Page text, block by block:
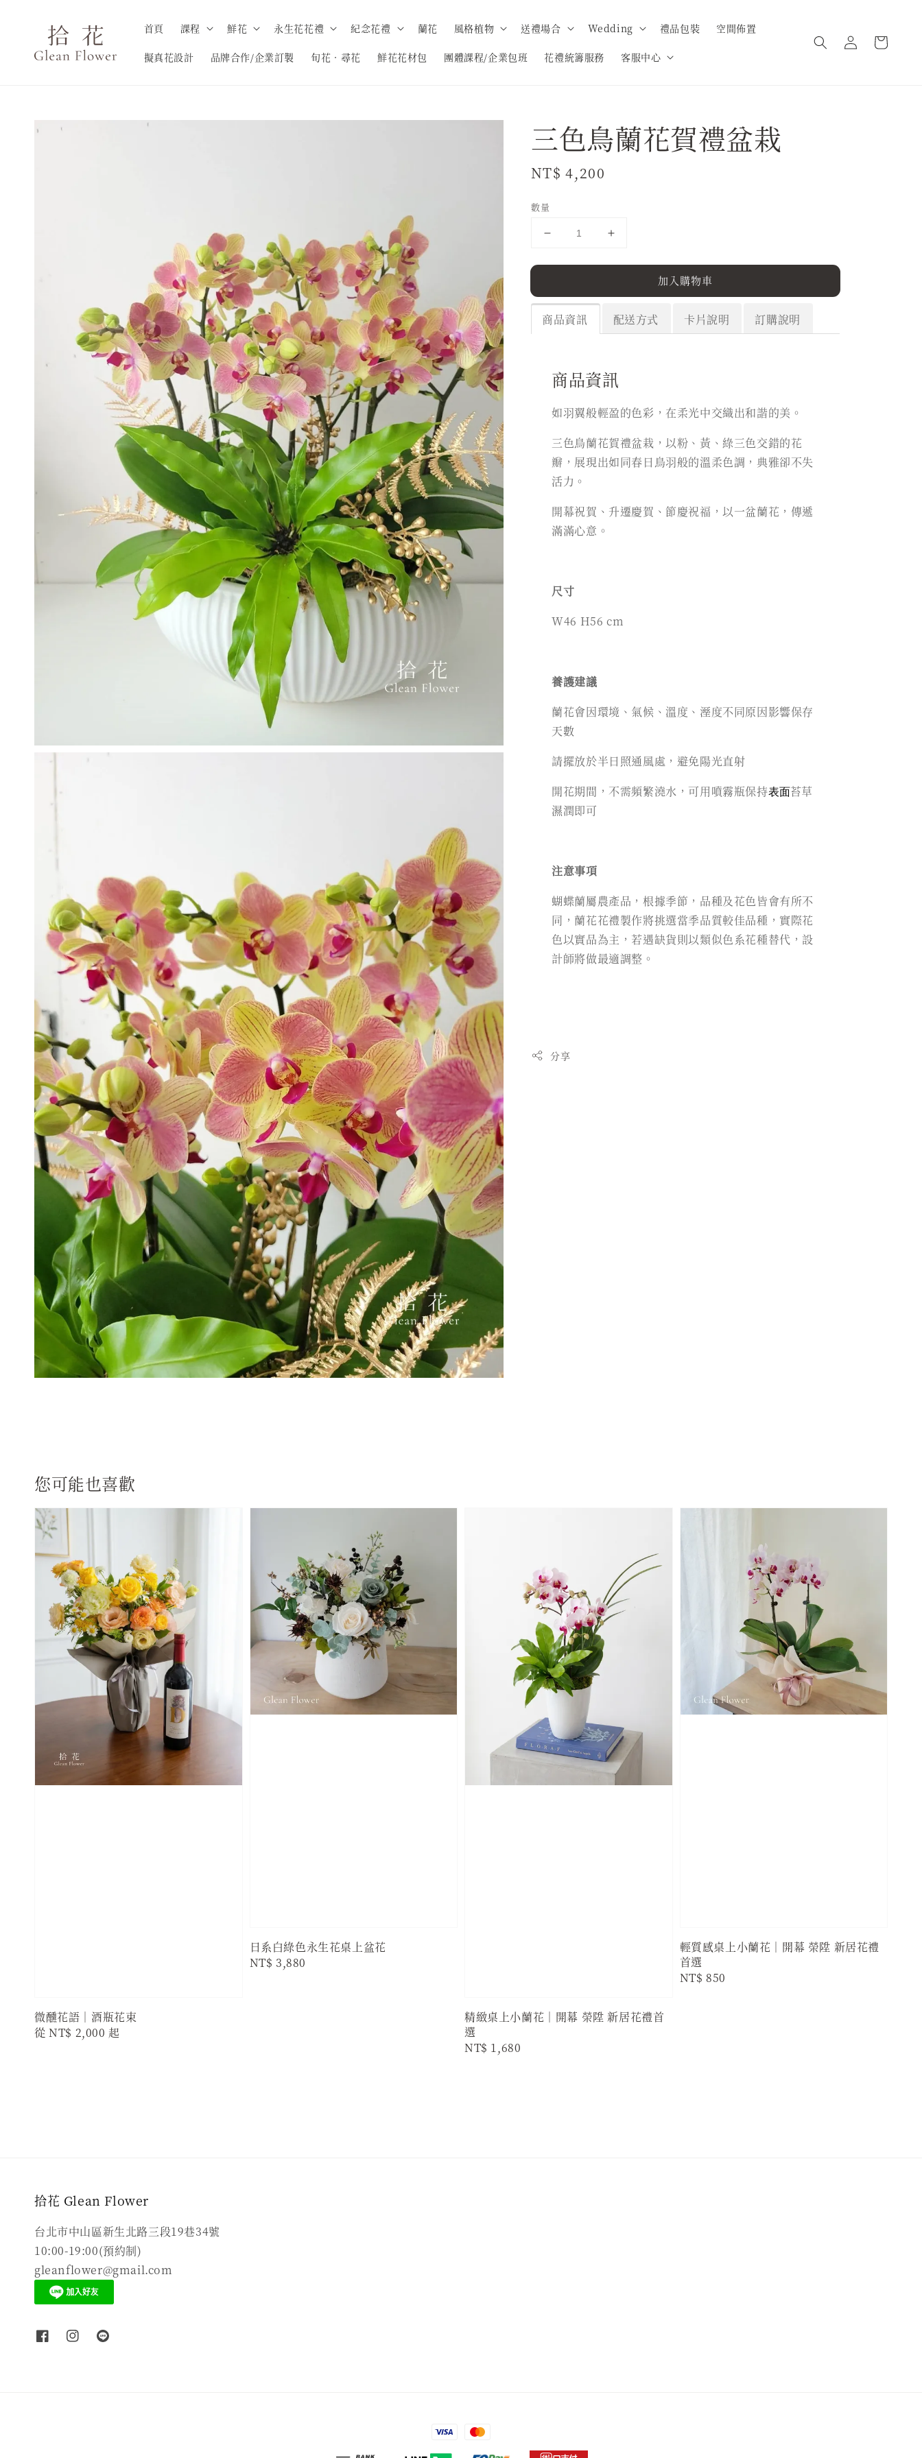
首頁 課程 鮮花 永生花花禮 紀念花禮 蘭花 風格植物 送禮場合 Wedding 禮品包裝 空間佈置
擬真花設計 品牌合作/企業訂製 旬花．尋花 鮮花花材包 團體課程/企業包班 花禮統籌服務 客服中心
三色鳥蘭花賀禮盆栽
Regular
NT$ 4,200
數量
加入購物車
商品資訊 配送方式 卡片說明 訂購說明
商品資訊
如羽翼般輕盈的色彩，在柔光中交織出和諧的美。
三色鳥蘭花賀禮盆栽，以粉、黃、綠三色交錯的花
瓣，展現出如同春日鳥羽般的溫柔色調，典雅卻不失
活力。
開幕祝賀、升遷慶賀、節慶祝福，以一盆蘭花，傳遞
滿滿心意。
尺寸
W46 H56 cm
養護建議
蘭花會因環境、氣候、溫度、溼度不同原因影響保存
天數
請擺放於半日照通風處，避免陽光直射
開花期間，不需頻繁澆水，可用噴霧瓶保持表面苔草
濕潤即可
注意事項
蝴蝶蘭屬農產品，根據季節，品種及花色皆會有所不
同，蘭花花禮製作將挑選當季品質較佳品種，實際花
色以實品為主，若遇缺貨則以類似色系花種替代，設
計師將做最適調整。
分享
您可能也喜歡
微醺花語｜酒瓶花束
Regular
從NT$ 2,000 起
日系白綠色永生花桌上盆花
Regular
NT$ 3,880
精緻桌上小蘭花｜開幕 榮陞 新居花禮首
選
Regular
NT$ 1,680
輕質感桌上小蘭花｜開幕 榮陞 新居花禮
首選
Regular
NT$ 850
拾花 Glean Flower
台北市中山區新生北路三段19巷34號
10:00-19:00(預約制)
gleanflower@gmail.com